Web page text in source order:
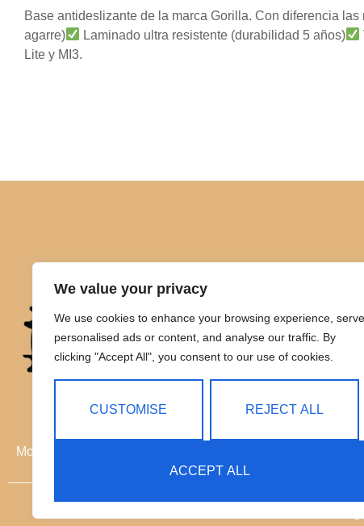
We value your privacy
We use cookies to enhance your browsing experience, serve
personalised ads or content, and analyse our traffic. By
clicking "Accept All", you consent to our use of cookies.
CUSTOMISE REJECT ALL
ACCEPT ALL
Base antideslizante de la marca Gorilla. Con diferencia
agarre)
Laminado ultra resistente (durabilidad 5 años)
Lite y MI3.
Movilidad eléctrica sin límites